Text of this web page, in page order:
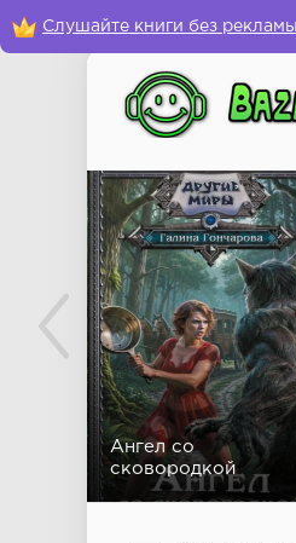
Слушайте книги без рекламы
Ангел со
сковородкой